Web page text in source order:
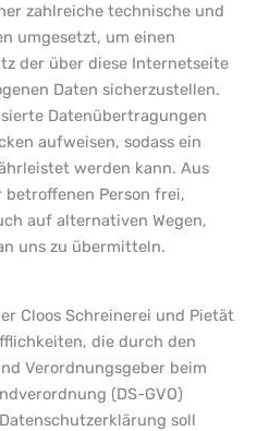
zahlreiche technische und
umgesetzt, um einen
der über diese Internetseite
Daten sicherzustellen.
Datenübertragungen
aufweisen, sodass ein
werden kann. Aus
betroffenen Person frei,
auf alternativen Wegen,
uns zu übermitteln.
Cloos Schreinerei und Pietät
die durch den
Verordnungsgeber beim
(DS-GVO)
soll